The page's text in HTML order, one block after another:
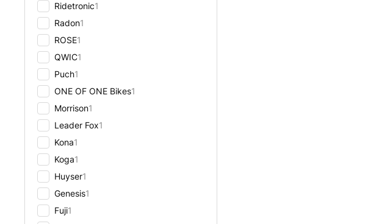
Ridetronic1
Radon1
ROSE1
QWIC1
Puch1
ONE OF ONE Bikes1
Morrison1
Leader Fox1
Kona1
Koga1
Huyser1
Genesis1
Fuji1